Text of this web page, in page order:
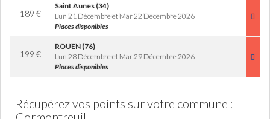
189 €
Saint Aunes (34)
Lun 21 Décembre et Mar 22 Décembre 2026
Places disponibles
199 €
ROUEN (76)
Lun 28 Décembre et Mar 29 Décembre 2026
Places disponibles
Récupérez vos points sur votre commune :